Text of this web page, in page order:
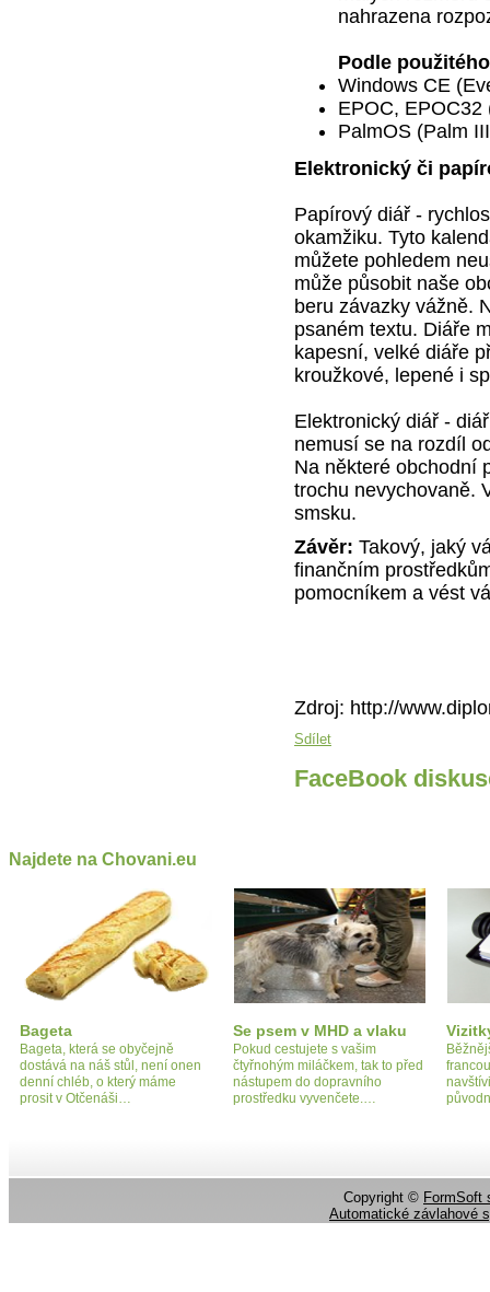
nahrazena
Podle
Windows CE
EPOC, EPOC32
PalmOS (Palm
Elektronický či
Papírový diář -
okamžiku. Tyto
můžete pohledem
může působit naše
beru závazky vážně.
psaném textu. Diáře
kapesní, velké diáře
kroužkové, lepené i
Elektronický diář -
nemusí se na rozdíl
Na některé obchodní
trochu nevychovaně.
smsku.
Závěr: Takový, jaký
finančním
pomocníkem a vést
Zdroj: http://
Sdílet
FaceBook
Najdete na Chovani.eu
Bageta
Bageta, která se obyčejně
dostává na náš stůl, není onen
denní chléb, o který máme
prosit v Otčenáši…
Se psem v MHD a vlaku
Pokud cestujete s vašim
čtyřnohým miláčkem, tak to před
nástupem do dopravního
prostředku vyvenčete.…
Copyright © FormSoft
Automatické závlahové